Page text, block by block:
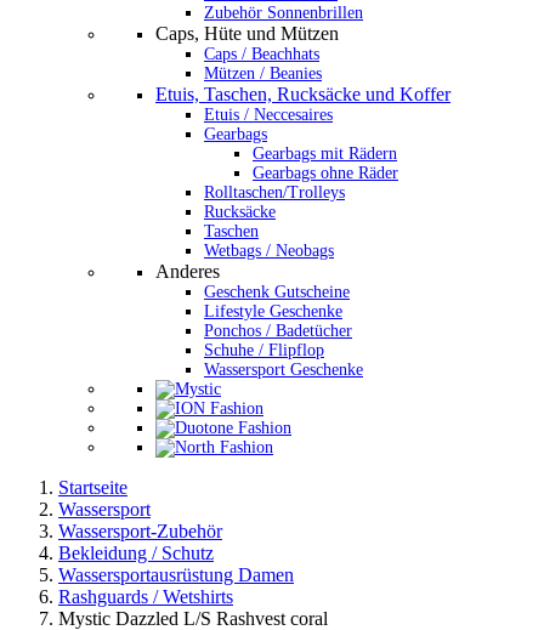
Zubehör Sonnenbrillen
Caps, Hüte und Mützen
Caps / Beachhats
Mützen / Beanies
Etuis, Taschen, Rucksäcke und Koffer
Etuis / Neccesaires
Gearbags
Gearbags mit Rädern
Gearbags ohne Räder
Rolltaschen/Trolleys
Rucksäcke
Taschen
Wetbags / Neobags
Anderes
Geschenk Gutscheine
Lifestyle Geschenke
Ponchos / Badetücher
Schuhe / Flipflop
Wassersport Geschenke
Startseite
Wassersport
Wassersport-Zubehör
Bekleidung / Schutz
Wassersportausrüstung Damen
Rashguards / Wetshirts
Mystic Dazzled L/S Rashvest coral